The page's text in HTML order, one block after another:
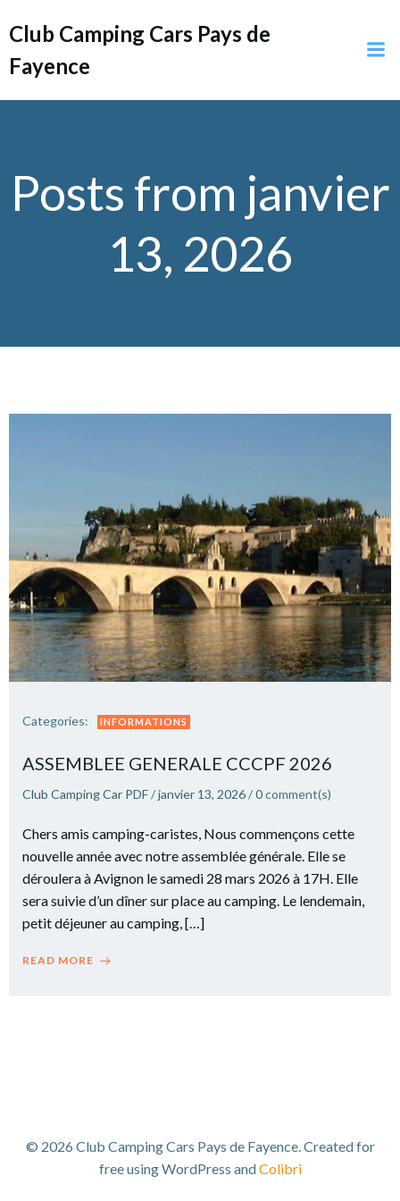
au
Club Camping Cars Pays de
Fayence
Posts from janvier
13, 2026
Categories: INFORMATIONS
ASSEMBLEE GENERALE CCCPF 2026
Club Camping Car PDF/janvier 13, 2026/0comment(s)
Chers amis camping-caristes, Nous commençons cette
nouvelle année avec notre assemblée générale. Elle se
déroulera à Avignon le samedi 28 mars 2026 à 17H. Elle
sera suivie d’un dîner sur place au camping. Le lendemain,
petit déjeuner au camping, […]
READ MORE
© 2026 Club Camping Cars Pays de Fayence. Created for
free using WordPress andColibri